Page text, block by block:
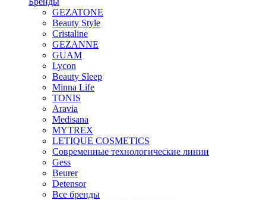
GEZATONE
Beauty Style
Cristaline
GEZANNE
GUAM
Lycon
Beauty Sleep
Minna Life
TONIS
Aravia
Medisana
MYTREX
LETIQUE COSMETICS
Современные технологические линии
Gess
Beurer
Detensor
Все бренды